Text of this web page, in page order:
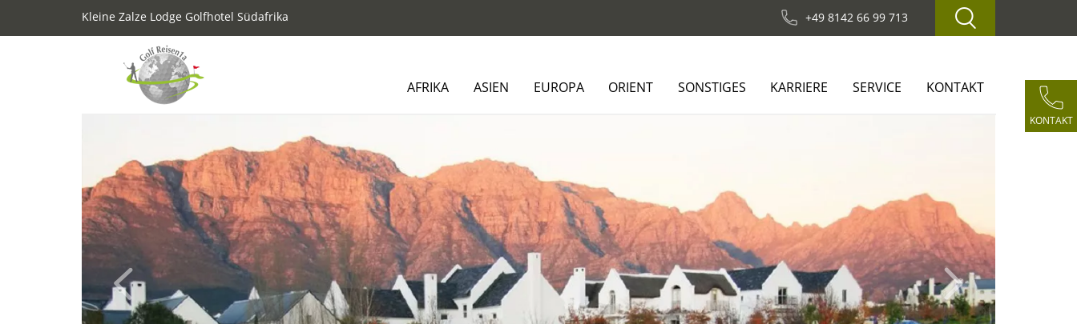
Kleine Zalze Lodge Golfhotel Südafrika +49 8142 66 99 713
KONTAKT
AFRIKA ASIEN EUROPA ORIENT SONSTIGES KARRIERE SERVICE KONTAKT